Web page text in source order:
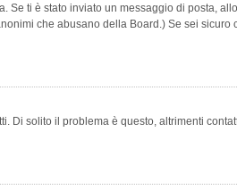
ti è stato inviato un messaggio di posta,
che abusano della Board.) Se sei
solito il problema è questo, altrimenti